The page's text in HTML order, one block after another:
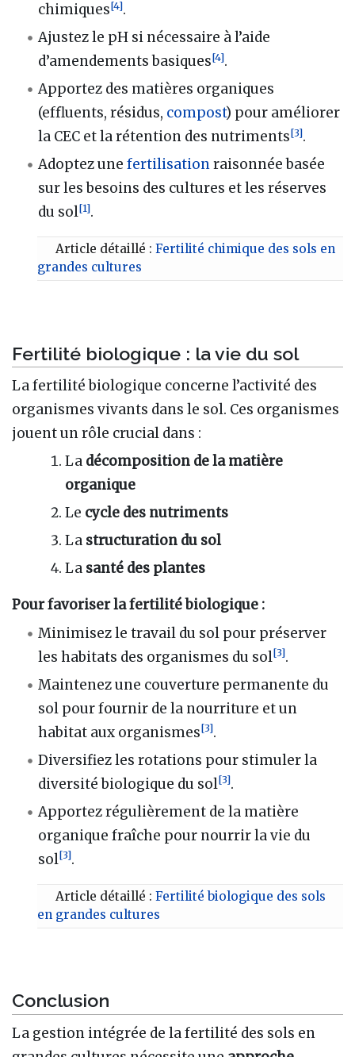
chimiques[4].
Ajustez le pH si nécessaire à l’aide
d’amendements basiques[4].
Apportez des matières organiques
(effluents, résidus, compost) pour améliorer
la CEC et la rétention des nutriments[3].
Adoptez unefertilisationraisonnée basée
sur les besoins des cultures et les réserves
du sol[1].
Article détaillé :Fertilité chimique des sols en
grandes cultures
Fertilité biologique : la vie du sol
La fertilité biologique concerne l’activité des
organismes vivants dans le sol. Ces organismes
jouent un rôle crucial dans :
La décomposition de la matière
organique
Le cycle des nutriments
La structuration du sol
La santé des plantes
Pour favoriser la fertilité biologique :
Minimisez le travail du sol pour préserver
les habitats des organismes du sol[3].
Maintenez une couverture permanente du
sol pour fournir de la nourriture et un
habitat aux organismes[3].
Diversifiez les rotations pour stimuler la
diversité biologique du sol[3].
Apportez régulièrement de la matière
organique fraîche pour nourrir la vie du
sol[3].
Article détaillé :Fertilité biologique des sols
en grandes cultures
Conclusion
La gestion intégrée de la fertilité des sols en